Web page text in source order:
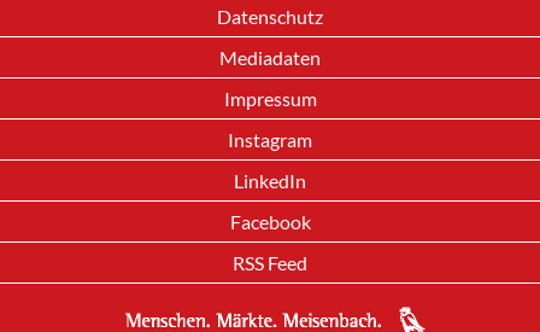
Datenschutz
Mediadaten
Impressum
Instagram
LinkedIn
Facebook
RSS Feed